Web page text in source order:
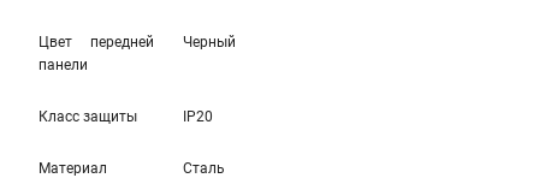
Цвет передней
панели
Черный
Класс защиты IP20
Материал
Сталь